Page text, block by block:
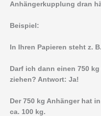
Anhängerkupplung dran
Beispiel:
In Ihren Papieren steht z.
Darf ich dann einen 750
ziehen? Antwort: Ja!
Der 750 kg Anhänger hat
ca. 100 kg.